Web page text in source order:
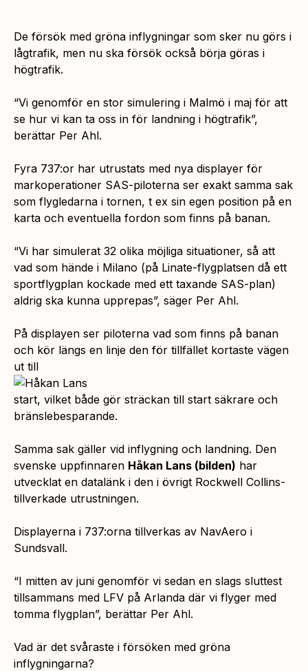
De försök med gröna inflygningar som sker nu görs i
lågtrafik, men nu ska försök också börja göras i
högtrafik.
“Vi genomför en stor simulering i Malmö i maj för att
se hur vi kan ta oss in för landning i högtrafik”,
berättar Per Ahl.
Fyra 737:or har utrustats med nya displayer för
markoperationer SAS-piloterna ser exakt samma sak
som flygledarna i tornen, t ex sin egen position på en
karta och eventuella fordon som finns på banan.
“Vi har simulerat 32 olika möjliga situationer, så att
vad som hände i Milano (på Linate-flygplatsen då ett
sportflygplan kockade med ett taxande SAS-plan)
aldrig ska kunna upprepas”, säger Per Ahl.
På displayen ser piloterna vad som finns på banan
och kör längs en linje den för tillfället kortaste vägen
ut till
start, vilket både gör sträckan till start säkrare och
bränslebesparande.
Samma sak gäller vid inflygning och landning. Den
svenske uppfinnaren Håkan Lans (bilden) har
utvecklat en datalänk i den i övrigt Rockwell Collins-
tillverkade utrustningen.
Displayerna i 737:orna tillverkas av NavAero i
Sundsvall.
“I mitten av juni genomför vi sedan en slags sluttest
tillsammans med LFV på Arlanda där vi flyger med
tomma flygplan”, berättar Per Ahl.
Vad är det svåraste i försöken med gröna
inflygningarna?